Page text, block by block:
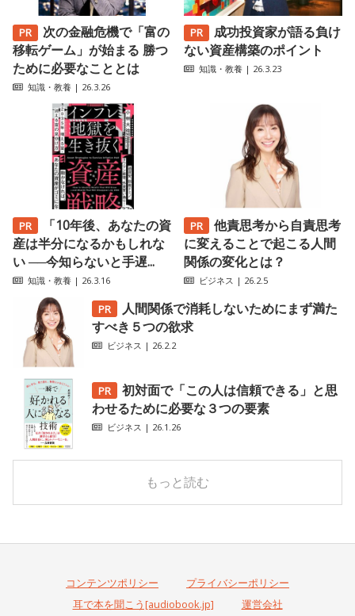
次の金融危機で「富の
移転ゲーム」が始まる 勝つ
ために必要なこととは
知識・教養 | 26.3.26
成功投資家が語る負け
ない資産構築のポイント
知識・教養 | 26.3.23
「10年後、あなたの資
産は半分になるかもしれな
い ──今知らないと手遅...
知識・教養 | 26.3.16
他責思考から自責思考
に変えることで起こる人間
関係の変化とは？
ビジネス | 26.2.5
人間関係で消耗しないためにまず満た
すべき５つの欲求
ビジネス | 26.2.2
初対面で「この人は信頼できる」と思
わせるために必要な３つの要素
ビジネス | 26.1.26
もっと読む
コンテンツポリシー
プライバシーポリシー
耳で本を聞こう[audiobook.jp]
運営会社